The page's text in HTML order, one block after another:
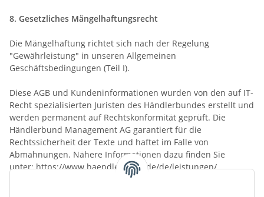
8. Gesetzliches Mängelhaftungsrecht
Die Mängelhaftung richtet sich nach der Regelung
"Gewährleistung" in unseren Allgemeinen
Geschäftsbedingungen (Teil I).
Diese AGB und Kundeninformationen wurden von den auf IT-
Recht spezialisierten Juristen des Händlerbundes erstellt und
werden permanent auf Rechtskonformität geprüft. Die
Händlerbund Management AG garantiert für die
Rechtssicherheit der Texte und haftet im Falle von
Abmahnungen. Nähere Informationen dazu finden Sie
unter:https://www.haendlerbund.de/de/leistungen/